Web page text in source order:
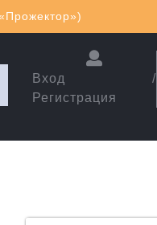
Вход /
Регистрация